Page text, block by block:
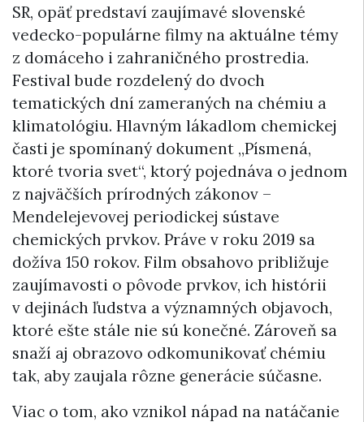
SR, opäť predstaví zaujímavé slovenské
vedecko-populárne filmy na aktuálne témy
z domáceho i zahraničného prostredia.
Festival bude rozdelený do dvoch
tematických dní zameraných na chémiu a
klimatológiu. Hlavným lákadlom chemickej
časti je spomínaný dokument „Písmená,
ktoré tvoria svet“, ktorý pojednáva o jednom
z najväčších prírodných zákonov –
Mendelejevovej periodickej sústave
chemických prvkov. Práve v roku 2019 sa
dožíva 150 rokov. Film obsahovo približuje
zaujímavosti o pôvode prvkov, ich histórii
v dejinách ľudstva a významných objavoch,
ktoré ešte stále nie sú konečné. Zároveň sa
snaží aj obrazovo odkomunikovať chémiu
tak, aby zaujala rôzne generácie súčasne.
Viac o tom, ako vznikol nápad na natáčanie